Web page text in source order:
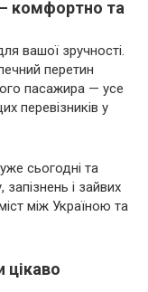
комфортно та
вашої зручності.
перетин
пасажира — усе
перевізників у
сьогодні та
і зайвих
між Україною та